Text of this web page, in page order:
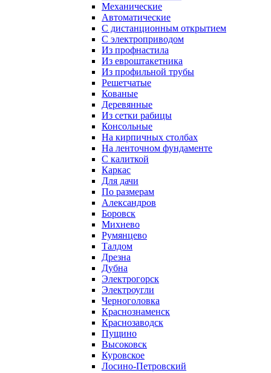
Механические
Автоматические
С дистанционным открытием
С электроприводом
Из профнастила
Из евроштакетника
Из профильной трубы
Решетчатые
Кованые
Деревянные
Из сетки рабицы
Консольные
На кирпичных столбах
На ленточном фундаменте
С калиткой
Каркас
Для дачи
По размерам
Александров
Боровск
Михнево
Румянцево
Талдом
Дрезна
Дубна
Электрогорск
Электроугли
Черноголовка
Краснознаменск
Краснозаводск
Пущино
Высоковск
Куровское
Лосино-Петровский